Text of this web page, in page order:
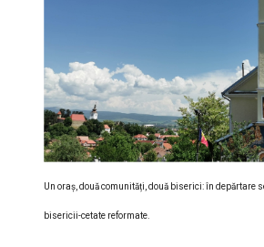
Un oraș, două comunități, două biserici: în depărtare
bisericii-cetate reformate.